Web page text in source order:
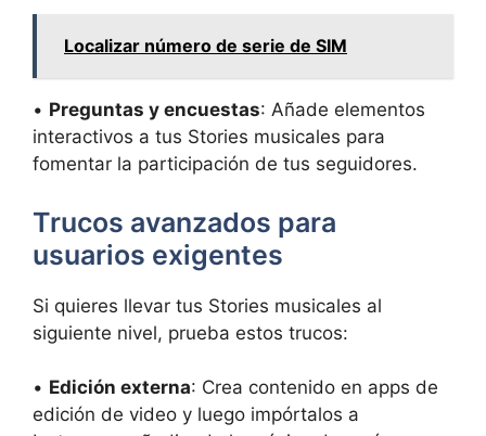
Localizar número de serie de SIM
• Preguntas y encuestas: Añade elementos
interactivos a tus Stories musicales para
fomentar la participación de tus seguidores.
Trucos avanzados para
usuarios exigentes
Si quieres llevar tus Stories musicales al
siguiente nivel, prueba estos trucos:
• Edición externa: Crea contenido en apps de
edición de video y luego impórtalos a